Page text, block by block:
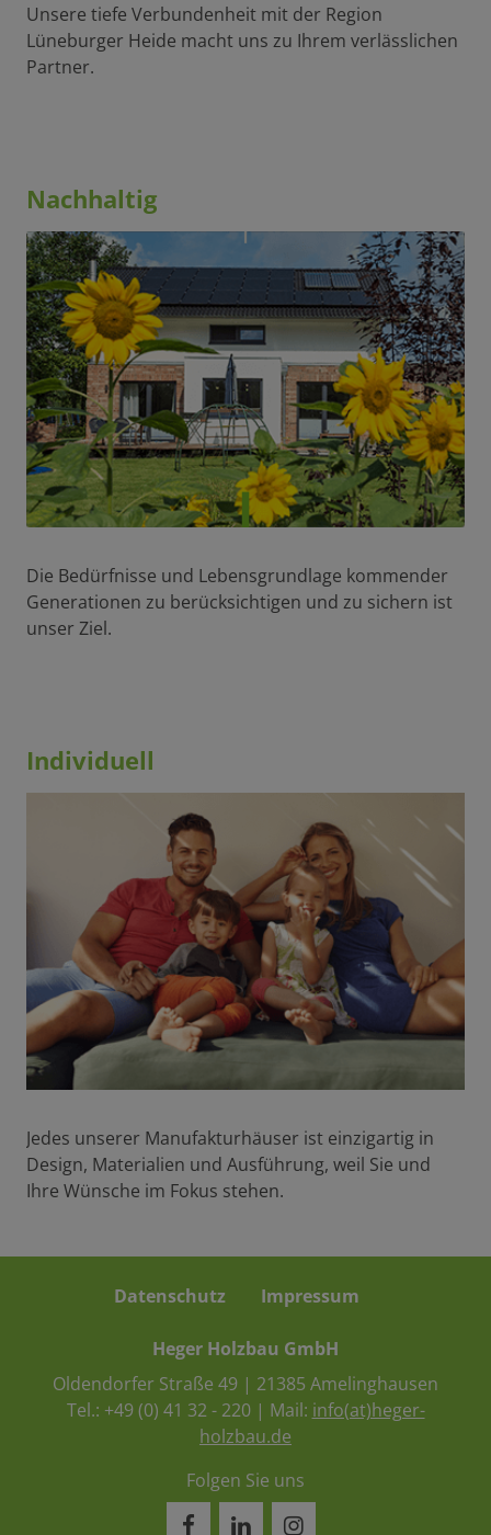
Unsere tiefe Verbundenheit mit der Region
Lüneburger Heide macht uns zu Ihrem verlässlichen
Partner.
Nachhaltig
Die Bedürfnisse und Lebensgrundlage kommender
Generationen zu berücksichtigen und zu sichern ist
unser Ziel.
Individuell
Jedes unserer Manufakturhäuser ist einzigartig in
Design, Materialien und Ausführung, weil Sie und
Ihre Wünsche im Fokus stehen.
Datenschutz Impressum
Heger Holzbau GmbH
Oldendorfer Straße 49 | 21385 Amelinghausen
Tel.: +49 (0) 41 32 - 220| Mail: info(at)heger-
holzbau.de
Folgen Sie uns